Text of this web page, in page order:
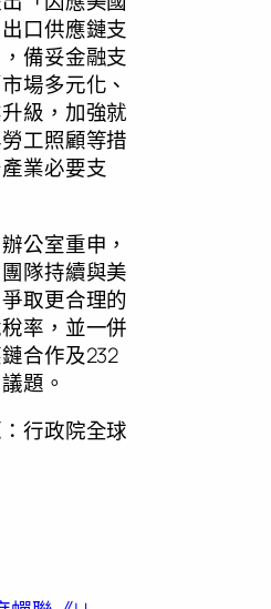
口供應鏈支
備妥金融支
場多元化、
級，加強就
工照顧等措
業必要支
公室重申，
隊持續與美
取更合理的
率，並一併
合作及232
題。
行政院全球